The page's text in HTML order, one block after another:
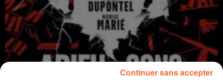
Continuer sans accepter